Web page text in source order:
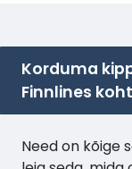
Korduma
Finnlines
Need on kõige